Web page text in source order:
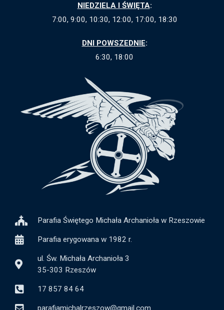
Parafia Świętego Michała Archanioła w Rzeszowie
Parafia erygowana w 1982 r.
ul. Św. Michała Archanioła 3
35-303 Rzeszów
17 857 84 64
parafiamichalrzeszow@gmail.com
NIEDZIELA I ŚWIĘTA:
7:00, 9:00, 10:30, 12:00, 17:00, 18:30
DNI POWSZEDNIE:
6:30, 18:00